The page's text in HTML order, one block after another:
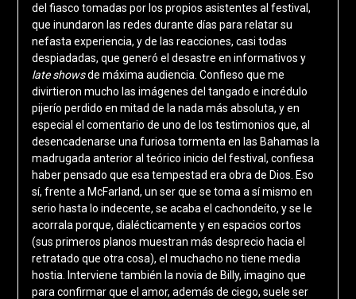
del fiasco tomadas por los propios asistentes al festival,
que inundaron las redes durante días para relatar su
nefasta experiencia, y de las reacciones, casi todas
despiadadas, que generó el desastre en informativos y
late showsde máxima audiencia. Confieso que me
divirtieron mucho las imágenes del tangado e incrédulo
pijerío perdido en mitad de la nada más absoluta, y en
especial el comentario de uno de los testimonios que, al
desencadenarse una furiosa tormenta en las Bahamas la
madrugada anterior al teórico inicio del festival, confiesa
haber pensado que esa tempestad era obra de Dios. Eso
sí, frente a McFarland, un ser que se toma a sí mismo en
serio hasta lo indecente, se acaba el cachondeíto, y se le
acorrala porque, dialécticamente y en espacios cortos
(sus primeros planos muestran más desprecio hacia el
retratado que otra cosa), el muchacho no tiene media
hostia. Interviene también la novia de Billy, imagino que
para confirmar que el amor, además de ciego, suele ser